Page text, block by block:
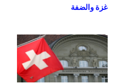
غزة والضفة